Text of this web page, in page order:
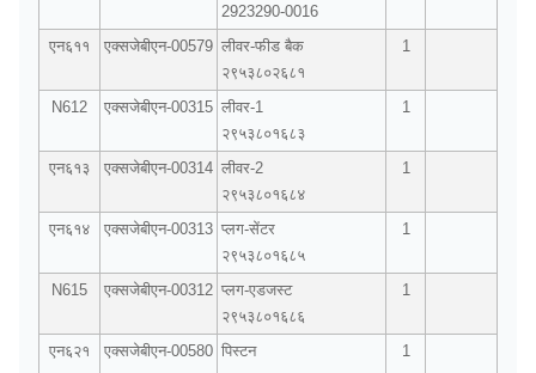
2923290-0016
एन६११ एक्सजेबीएन-00579 लीवर-फीड बैक
२९५३८०२६८१
1
N612 एक्सजेबीएन-00315 लीवर-1
२९५३८०१६८३
1
एन६१३ एक्सजेबीएन-00314 लीवर-2
२९५३८०१६८४
1
एन६१४ एक्सजेबीएन-00313 प्लग-सेंटर
२९५३८०१६८५
1
N615 एक्सजेबीएन-00312 प्लग-एडजस्ट
२९५३८०१६८६
1
एन६२१ एक्सजेबीएन-00580 पिस्टन
1